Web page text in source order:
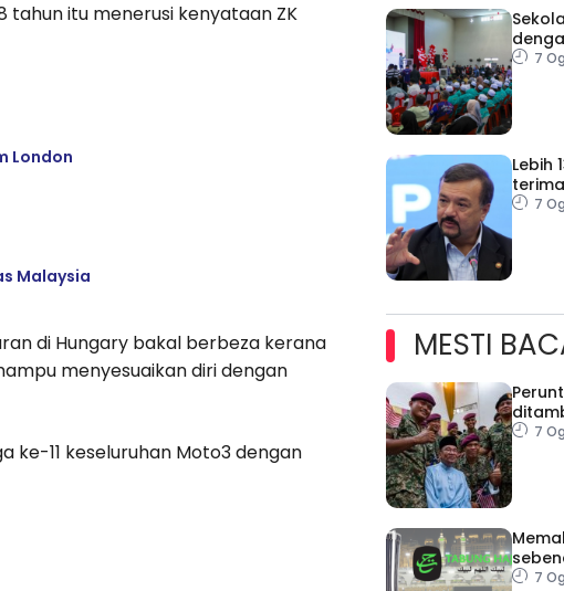
tahun itu menerusi kenyataan ZK
London
Malaysia
di Hungary bakal berbeza kerana
menyesuaikan diri dengan
ke-11 keseluruhan Moto3 dengan
7
Lebih
teroka
7
MESTI
7
angka
7